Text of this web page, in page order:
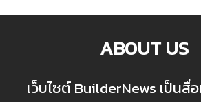
ABOUT US
เว็บไซต์ BuilderNews เป็นสื่